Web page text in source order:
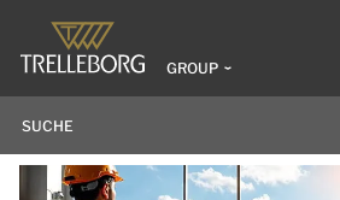
GROUP